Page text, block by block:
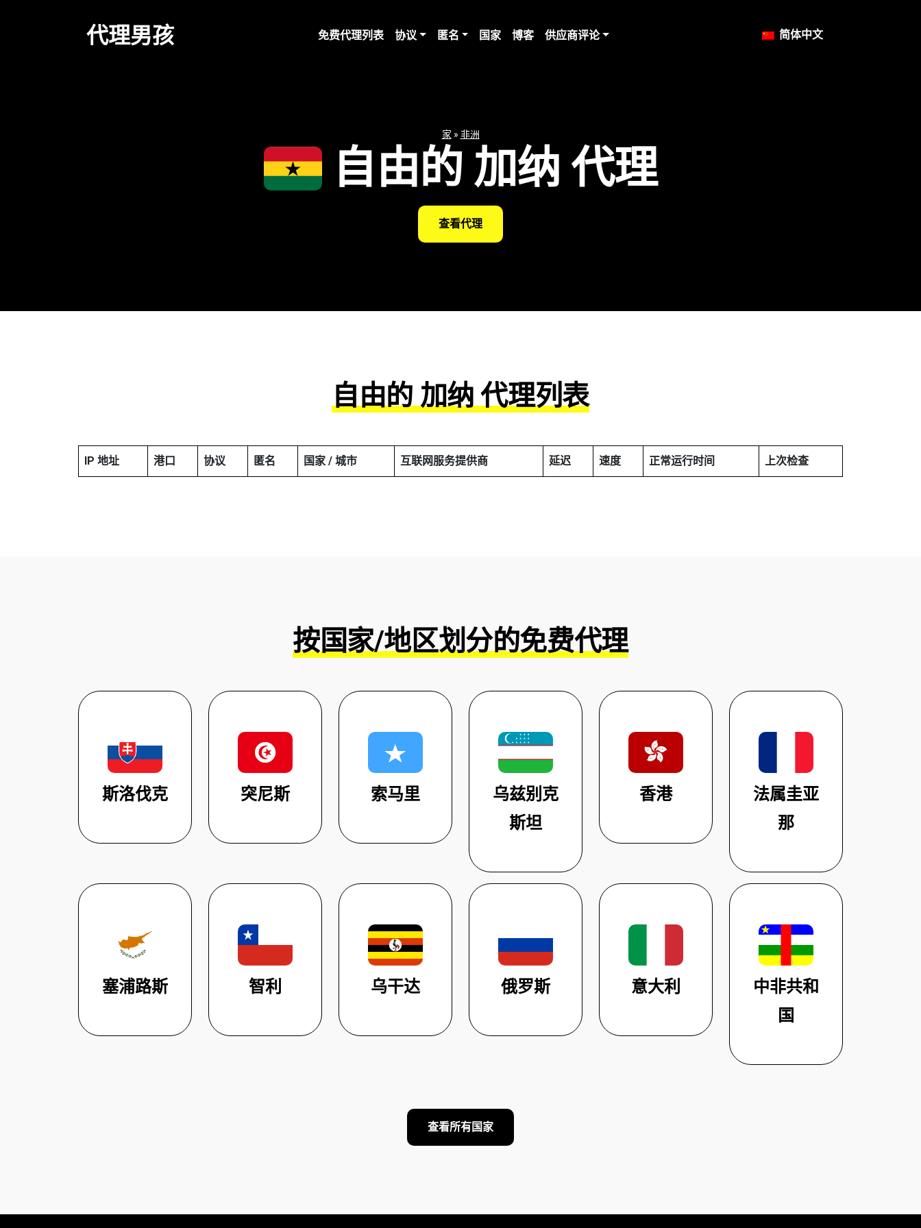
代理男孩 免费代理列表 协议 匿名 国家 博客 供应商评论 简体中文
家 » 非洲
自由的 加纳 代理
查看代理
自由的 加纳 代理列表
IP 地址 港口 协议 匿名 国家 / 城市 互联网服务提供商 延迟 速度 正常运行时间 上次检查
按国家/地区划分的免费代理
斯洛伐克 突尼斯 索马里
乌兹别克
斯坦
香港
法属圭亚
那
塞浦路斯 智利 乌干达 俄罗斯 意大利
中非共和
国
查看所有国家